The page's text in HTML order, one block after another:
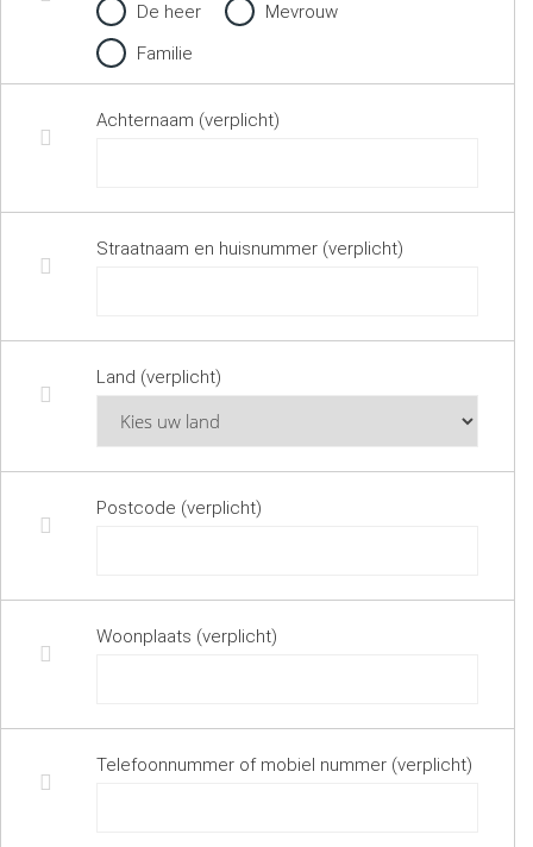
De heer
Mevrouw
Familie
Achternaam (verplicht)
Straatnaam en huisnummer (verplicht)
Land (verplicht)
Postcode (verplicht)
Woonplaats (verplicht)
Telefoonnummer of mobiel nummer (verplicht)